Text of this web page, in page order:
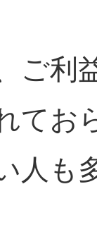
ご利
てお
人も